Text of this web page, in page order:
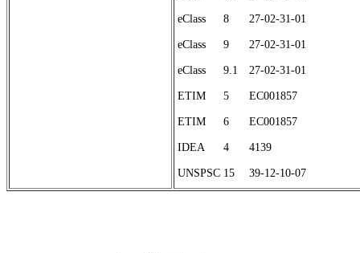
eClass 8 27-02-31-01
eClass 9 27-02-31-01
eClass 9.1 27-02-31-01
ETIM 5 EC001857
ETIM 6 EC001857
IDEA 4 4139
UNSPSC 15 39-12-10-07